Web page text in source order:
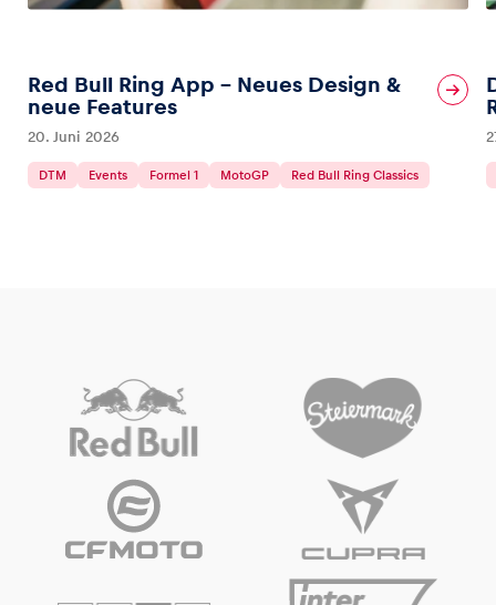
Red Bull Ring App – Neues Design &
neue Features
20. Juni 2026
DTM Events Formel 1 MotoGP Red Bull Ring Classics